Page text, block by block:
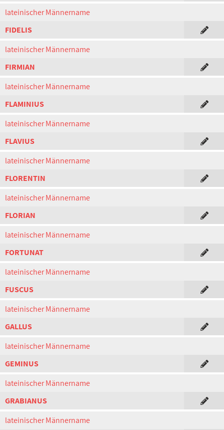
lateinischer Männername
FIDELIS
lateinischer Männername
FIRMIAN
lateinischer Männername
FLAMINIUS
lateinischer Männername
FLAVIUS
lateinischer Männername
FLORENTIN
lateinischer Männername
FLORIAN
lateinischer Männername
FORTUNAT
lateinischer Männername
FUSCUS
lateinischer Männername
GALLUS
lateinischer Männername
GEMINUS
lateinischer Männername
GRABIANUS
lateinischer Männername